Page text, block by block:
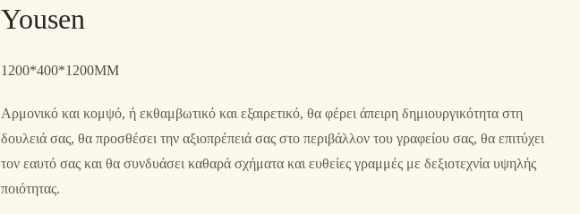
Yousen
1200*400*1200MM
Αρμονικό και κομψό, ή εκθαμβωτικό και εξαιρετικό, θα φέρει άπειρη δημιουργικότητα στη
δουλειά σας, θα προσθέσει την αξιοπρέπειά σας στο περιβάλλον του γραφείου σας, θα επιτύχει
τον εαυτό σας και θα συνδυάσει καθαρά σχήματα και ευθείες γραμμές με δεξιοτεχνία υψηλής
ποιότητας.